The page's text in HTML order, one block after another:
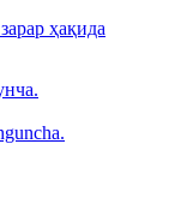
ҳақида